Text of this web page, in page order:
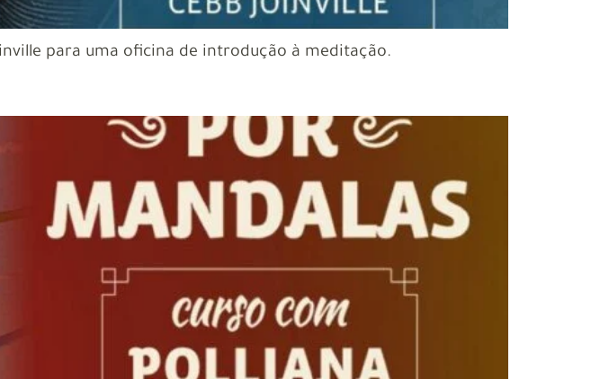
para uma oficina de introdução à meditação.